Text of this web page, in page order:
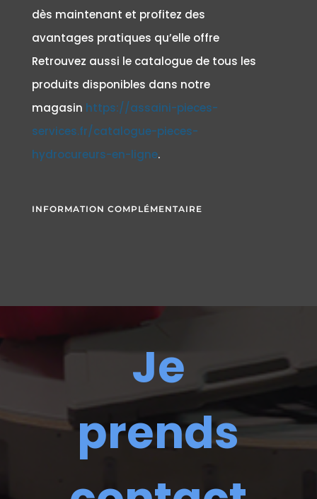
dès maintenant et profitez des
avantages pratiques qu’elle offre
Retrouvez aussi le catalogue de tous les
produits disponibles dans notre
magasin https://assaini-pieces-
services.fr/catalogue-pieces-
hydrocureurs-en-ligne.
INFORMATION COMPLÉMENTAIRE
Je
prends